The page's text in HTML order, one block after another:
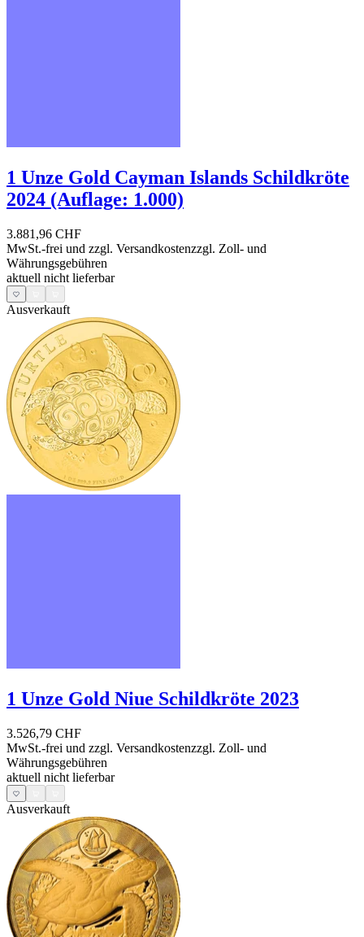
1 Unze Gold Cayman Islands Schildkröte
2024 (Auflage: 1.000)
3.881,96 CHF
MwSt.-frei und zzgl. Versandkostenzzgl. Zoll- und
Währungsgebühren
aktuell nicht lieferbar
Ausverkauft
1 Unze Gold Niue Schildkröte 2023
3.526,79 CHF
MwSt.-frei und zzgl. Versandkostenzzgl. Zoll- und
Währungsgebühren
aktuell nicht lieferbar
Ausverkauft